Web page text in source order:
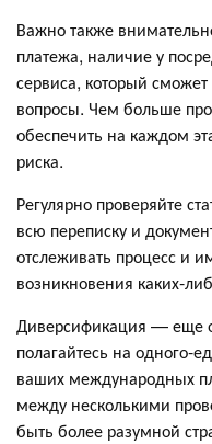
Важно также
платежа, наличие у
сервиса, который
вопросы. Чем больше
обеспечить на каждом
риска.
Регулярно проверяйте
всю переписку и
отслеживать процесс и
возникновения каких-
Диверсификация — еще
полагайтесь на одного-
ваших международных
между несколькими
быть более разумной